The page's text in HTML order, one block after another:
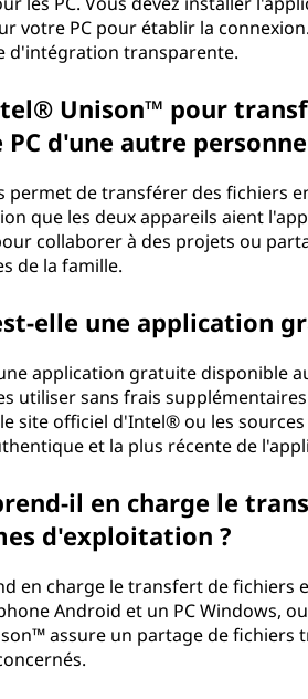
votre PC pour établir la
d'intégration transparente.
Unison™ pour
d'une autre
de transférer des fichiers
que les deux appareils aient
collaborer à des projets ou
de la famille.
elle une application
application gratuite disponible
utiliser sans frais
site officiel d'Intel® ou les
et la plus récente de
il en charge le
d'exploitation ?
en charge le transfert de fichiers
Android et un PC Windows,
assure un partage de fichiers